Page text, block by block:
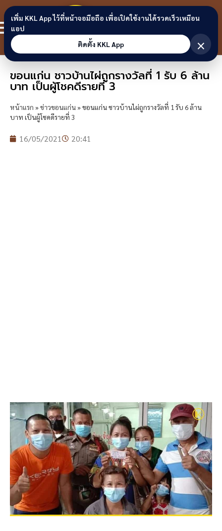
Skip to content
ขอนแก่น
ลิงก์
ขอนแก่น ชาวบ้านไผ่ถูกรางวัลที่ 1 รับ 6 ล้าน
บาท เป็นผู้โชคดีรายที่ 3
หน้าแรก »ข่าวขอนแก่น»ขอนแก่น ชาวบ้านไผ่ถูกรางวัลที่ 1 รับ 6 ล้าน
บาท เป็นผู้โชคดีรายที่ 3
16/05/2021 20:41
เพิ่ม KKL App ไว้ที่หน้าจอมือถือ เพื่อเปิดใช้งานได้รวดเร็วเหมือน
แอป
ติดตั้ง KKL App
×